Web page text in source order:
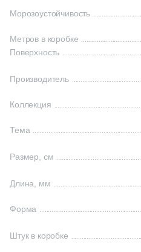
Материал
Керамическая
Из керамогранита
Из красной глины
Цемент (31 )
20x30 (
20x20 (3 )
20x40 (16)
30x30 (1)
Морозоустойчивость
Метров в коробке
Поверхность
Производитель
Коллекция
Тема
Размер, см
Длина, мм
Форма
Штук в коробке